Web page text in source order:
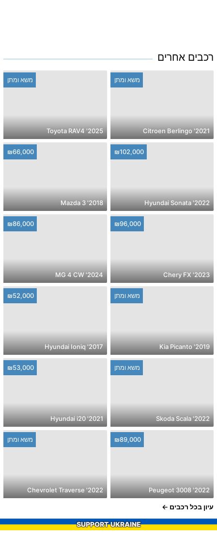
רכבים אחרים
משא ומתן
2021' Citroen Berlingo
משא ומתן
2025' Toyota RAV4
₪102,000
2022' Hyundai Sonata
₪66,000
2018' Mazda 3
₪96,000
2023' Chery FX
₪86,000
2024' MG 4 CW
משא ומתן
2019' Kia Picanto
₪52,000
2017' Hyundai Ioniq
משא ומתן
2022' Skoda Scala
₪53,000
2021' Hyundai i20
₪89,000
2022' Peugeot 3008
משא ומתן
2022' Chevrolet Traverse
עיון בכל רכבים
SUPPORT UKRAINE